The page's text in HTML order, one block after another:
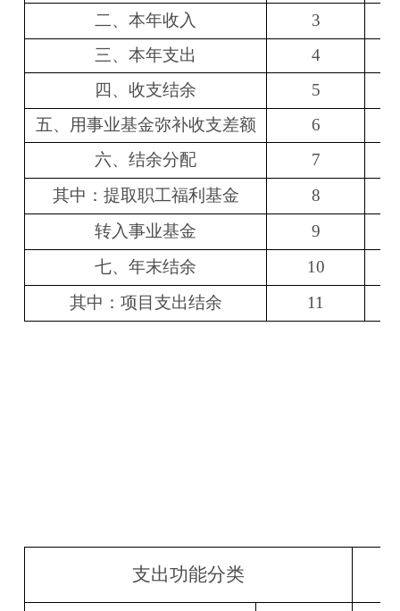
二、本年收入
3
三、本年支出
4
四、收支结余
5
五、用事业基金弥补收支差额
6
六、结余分配
7
其中：提取职工福利基金
8
转入事业基金
9
七、年末结余
10
其中：项目支出结余
11
支出功能分类